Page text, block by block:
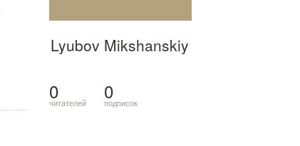
Lyubov Mikshanskiy
0
читателей 0
подписок